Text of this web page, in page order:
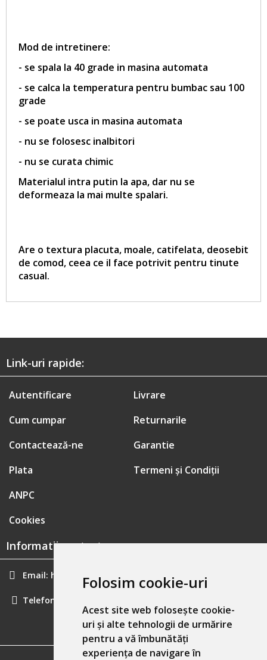
Folosim cookie-uri
Acest site web folosește cookie-
uri și alte tehnologii de urmărire
pentru a vă îmbunătăți
experiența de navigare în
Mod de intretinere:
- se spala la 40 grade in masina automata
- se calca la temperatura pentru bumbac sau 100
grade
- se poate usca in masina automata
- nu se folosesc inalbitori
- nu se curata chimic
Materialul intra putin la apa, dar nu se
deformeaza la mai multe spalari.
Are o textura placuta, moale, catifelata, deosebit
de comod, ceea ce il face potrivit pentru tinute
casual.
Link-uri rapide:
Autentificare
Cum cumpar
Contactează-ne
Plata
Livrare
Returnarile
Garantie
Termeni și Condiții
ANPC
Cookies
Informatii contact:
Email: hainecomode@gmail.com
Telefon:
GDPR